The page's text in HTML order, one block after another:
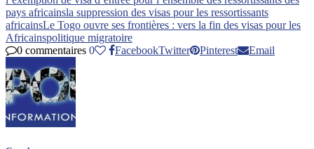
pays africainsla suppression des visas pour les ressortissants
africainsLe Togo ouvre ses frontières : vers la fin des visas pour les
Africainspolitique migratoire
0 commentaires 0 FacebookTwitter Pinterest Email